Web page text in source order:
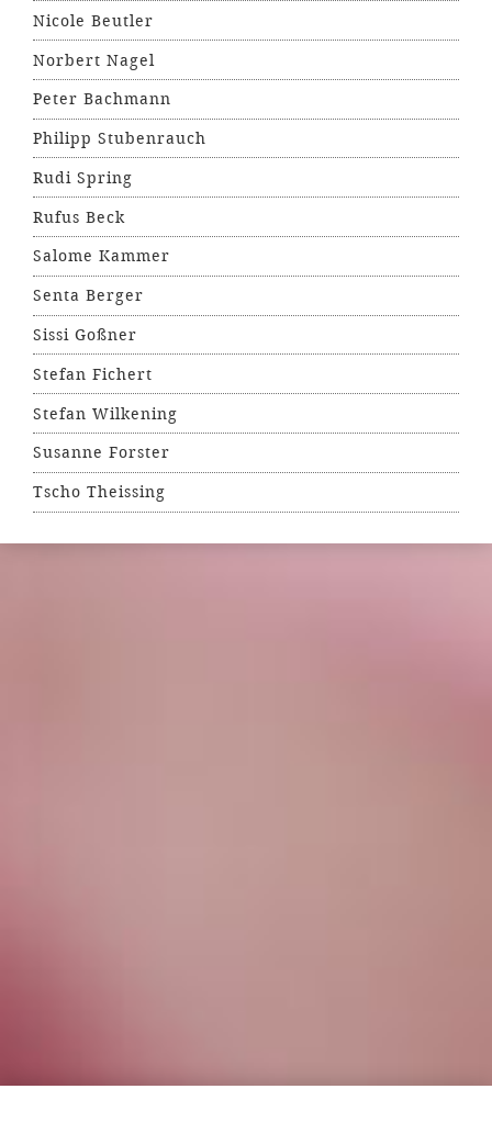
Nicole Beutler
Norbert Nagel
Peter Bachmann
Philipp Stubenrauch
Rudi Spring
Rufus Beck
Salome Kammer
Senta Berger
Sissi Goßner
Stefan Fichert
Stefan Wilkening
Susanne Forster
Tscho Theissing